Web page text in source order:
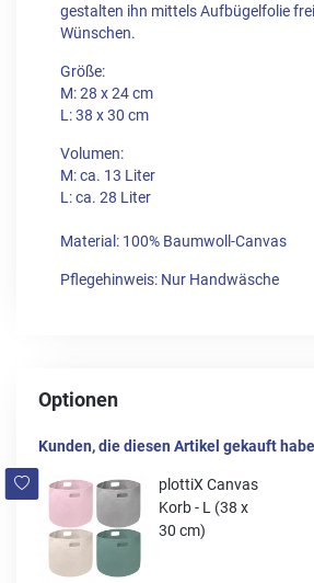
gestalten ihn mittels Aufbügelfolie
Wünschen.
Größe:
M: 28 x 24 cm
L: 38 x 30 cm
Volumen:
M: ca. 13 Liter
L: ca. 28 Liter
Material: 100% Baumwoll-Canvas
Pflegehinweis: Nur Handwäsche
Optionen
Kunden, die diesen Artikel gekauft
plottiX Canvas
Korb - L (38 x
30 cm)